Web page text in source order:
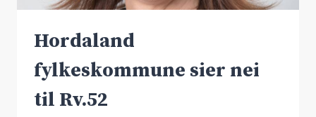
Hordaland
fylkeskommune sier nei
til Rv.52